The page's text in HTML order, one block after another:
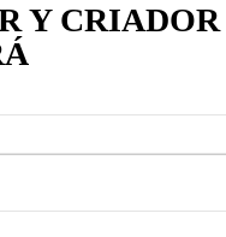
Y CRIADOR